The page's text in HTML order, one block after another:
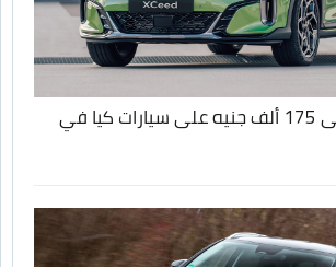
تخفيضات تصل الى 175 ألف جنيه على سيارات كيا في